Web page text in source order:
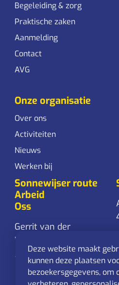
Deze website maakt
kunnen deze plaatsen
bezoekersgegevens, om
Begeleiding & zorg
Praktische zaken
Aanmelding
Contact
AVG
Onze organisatie
Over ons
Activiteiten
Nieuws
Werken bij
Sonnewijser route
Arbeid
Oss
Gerrit van der
Veenstraat 24
5348 RD Oss
0412-625 544